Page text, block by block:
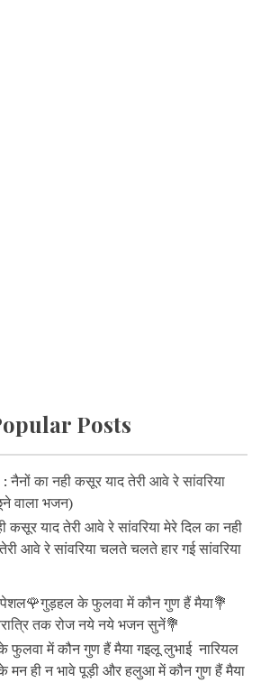
Posts
का नही कसूर याद तेरी आवे रे सांवरिया
वाला भजन)
कसूर याद तेरी आवे रे सांवरिया मेरे दिल का नही
आवे रे सांवरिया चलते चलते हार गई सांवरिया
के फुलवा में कौन गुण हैं मैया💐
तक रोज नये नये भजन सुनें💐
में कौन गुण हैं मैया गइलू लुभाई नारियल
के मन ही न भावे पूड़ी और हलुआ में कौन गुण हैं मैया